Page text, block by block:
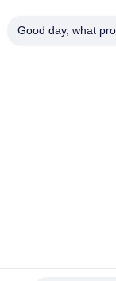
Good day, what